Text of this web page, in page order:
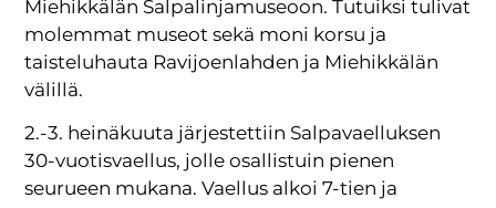
Miehikkälän Salpalinjamuseoon. Tutuiksi tulivat
molemmat museot sekä moni korsu ja
taisteluhauta Ravijoenlahden ja Miehikkälän
välillä.
2.-3. heinäkuuta järjestettiin Salpavaelluksen
30-vuotisvaellus, jolle osallistuin pienen
seurueen mukana. Vaellus alkoi 7-tien ja